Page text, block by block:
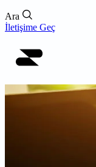
Ara
İletişime Geç